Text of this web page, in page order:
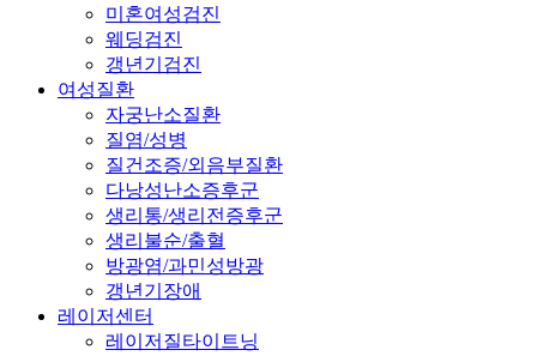
미혼여성검진
웨딩검진
갱년기검진
여성질환
자궁난소질환
질염/성병
질건조증/외음부질환
다낭성난소증후군
생리통/생리전증후군
생리불순/출혈
방광염/과민성방광
갱년기장애
레이저센터
레이저질타이트닝